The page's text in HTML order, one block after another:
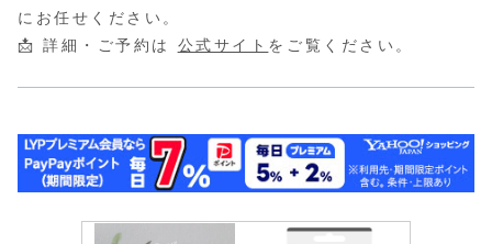
にお任せください。
📩 詳細・ご予約は 公式サイト をご覧ください。